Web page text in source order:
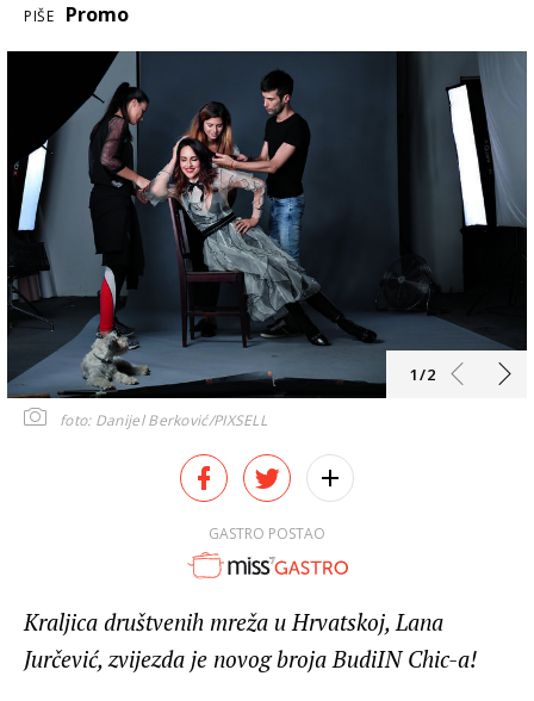
PIŠE Promo
1/2
foto: Danijel Berković/PIXSELL
GASTRO POSTAO
Kraljica društvenih mreža u Hrvatskoj, Lana
Jurčević, zvijezda je novog broja BudiIN Chic-a!